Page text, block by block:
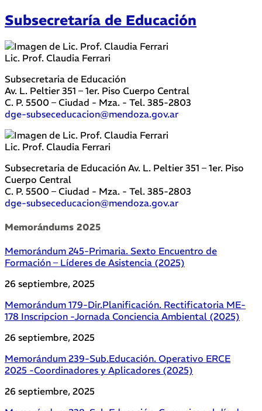
Subsecretaría de Educación
Lic. Prof. Claudia Ferrari
Subsecretaria de Educación
Av. L. Peltier 351 – 1er. Piso Cuerpo Central
C. P. 5500 – Ciudad - Mza. - Tel. 385-2803
dge-subseceducacion@mendoza.gov.ar
Lic. Prof. Claudia Ferrari
Subsecretaria de Educación Av. L. Peltier 351 – 1er. Piso
Cuerpo Central
C. P. 5500 – Ciudad - Mza. - Tel. 385-2803
dge-subseceducacion@mendoza.gov.ar
Memorándums 2025
Memorándum 245-Primaria. Sexto Encuentro de
Formación – Líderes de Asistencia (2025)
26 septiembre, 2025
Memorándum 179-Dir.Planificación. Rectificatoria ME-
178 Inscripcion -Jornada Conciencia Ambiental (2025)
26 septiembre, 2025
Memorándum 239-Sub.Educación. Operativo ERCE
2025 -Coordinadores y Aplicadores (2025)
26 septiembre, 2025